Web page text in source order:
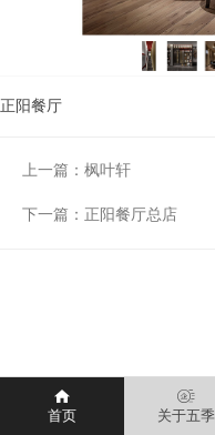
正阳餐厅
上一篇： 枫叶轩
下一篇： 正阳餐厅总店
首页 关于五季